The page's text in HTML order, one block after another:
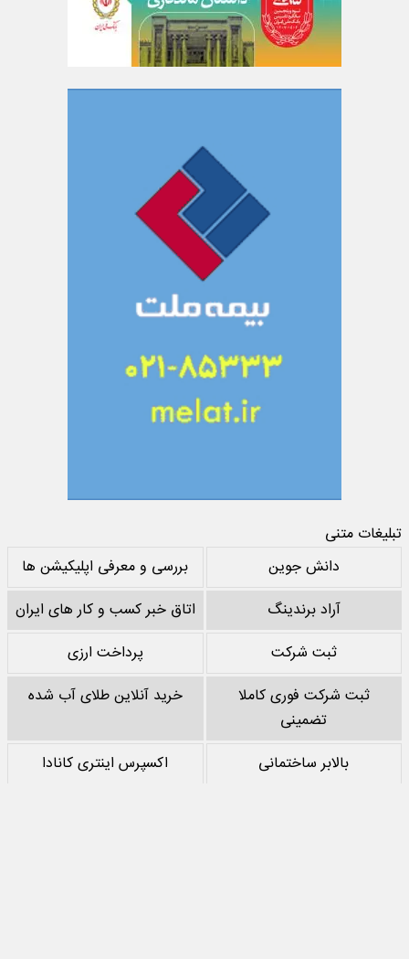
تبلیغات متنی
دانش جوین
بررسی و معرفی اپلیکیشن ها
آراد برندینگ
اتاق خبر کسب و کار های ایران
ثبت شرکت
پرداخت ارزی
ثبت شرکت فوری کاملا
تضمینی
خرید آنلاین طلای آب شده
بالابر ساختمانی
اکسپرس اینتری کانادا